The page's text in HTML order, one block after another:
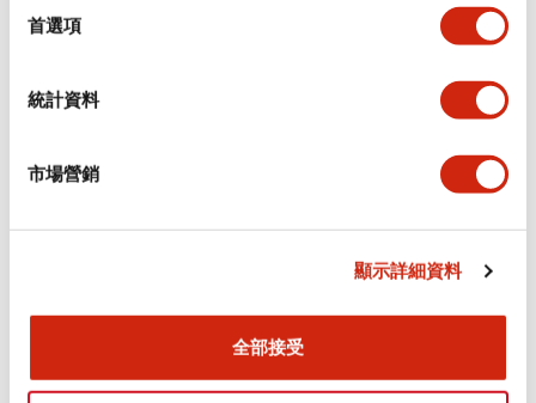
首選項
統計資料
市場營銷
顯示詳細資料
全部接受
功能規格